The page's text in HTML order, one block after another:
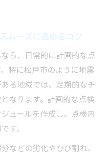
ら、日常的に計画的な点
特に松戸市のように地震
る地域では、定期的なチ
なります。計画的な点検
ュールを作成し、点検内
す。
などの劣化やひび割れ、